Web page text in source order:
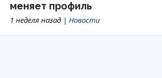
меняет профиль
1 неделя назад | Новости